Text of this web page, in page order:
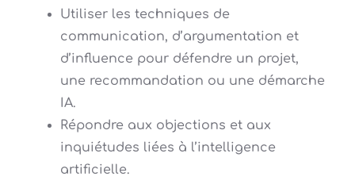
Utiliser les techniques de
communication, d’argumentation et
d’influence pour défendre un projet,
une recommandation ou une démarche
IA.
Répondre aux objections et aux
inquiétudes liées à l’intelligence
artificielle.